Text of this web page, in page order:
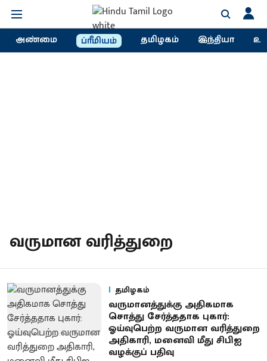
அண்மை ப்ரீமியம் தமிழகம் இந்தியா
வருமான வரித்துறை
தமிழகம்
வருமானத்துக்கு அதிகமாக
சொத்து சேர்த்ததாக புகார்:
ஓய்வுபெற்ற வருமான வரித்துறை
அதிகாரி, மனைவி மீது சிபிஐ
வழக்குப் பதிவு